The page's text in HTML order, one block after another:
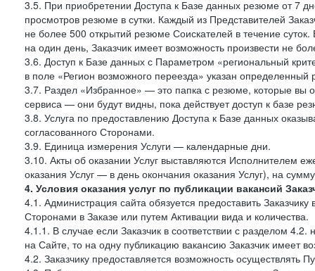
3.5. При приобретении Доступа к Базе данных резюме от 7
просмотров резюме в сутки. Каждый из Представителей
не более 500 открытий резюме Соискателей в течение
на один день, Заказчик имеет возможность произвести не
3.6. Доступ к Базе данных с Параметром «региональный
в поле «Регион возможного переезда» указан определенный
3.7. Раздел «Избранное» — это папка с резюме, которые вы
сервиса — они будут видны, пока действует доступ к базе
3.8. Услуга по предоставлению Доступа к Базе данных
согласованного Сторонами.
3.9. Единица измерения Услуги — календарные дни.
3.10. Акты об оказании Услуг выставляются Исполнителем
оказания Услуг — в день окончания оказания Услуг), на
4. Условия оказания услуг по публикации вакансий
4.1. Администрация сайта обязуется предоставить
Сторонами в Заказе или путем Активации вида и количества.
4.1.1. В случае если Заказчик в соответствии с разделом
на Сайте, то на одну публикацию вакансию Заказчик имеет
4.2. Заказчику предоставляется возможность осуществлять